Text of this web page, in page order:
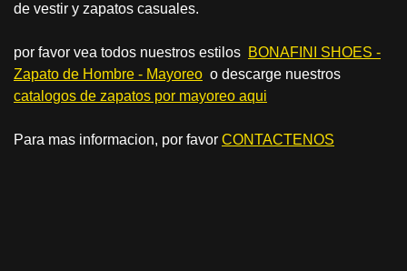
de vestir y zapatos casuales.
por favor vea todos nuestros estilos BONAFINI SHOES -
Zapato de Hombre - Mayoreo o descarge nuestros
catalogos de zapatos por mayoreo aqui
Para mas informacion, por favor CONTACTENOS